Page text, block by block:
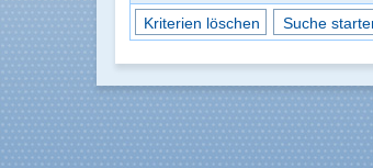
Kriterien löschen Suche